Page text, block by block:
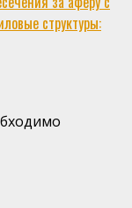
структуры: